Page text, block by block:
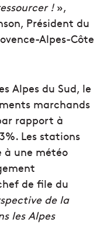
!»,
Président du
Alpes-Côte
Alpes du Sud, le
marchands
rapport à
Les stations
une météo
de file du
de la
les Alpes